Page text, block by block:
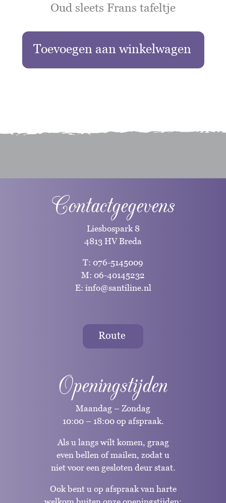
Oud sleets Frans tafeltje
Toevoegen aan winkelwagen
Contactgegevens
Liesbospark 8
4813 HV Breda
T: 076-5145009
M: 06-40145232
E: info@santiline.nl
Route
Openingstijden
Maandag – Zondag
10:00 – 18:00 op afspraak.
Als u langs wilt komen, graag
even bellen of mailen, zodat u
niet voor een gesloten deur staat.
Ook bent u op afspraak van harte